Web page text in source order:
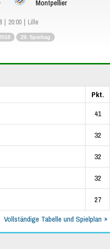
Montpellier
20:00 Lille
29. Spieltag
Pkt.
41
32
32
32
27
Vollständige Tabelle und Spielplan